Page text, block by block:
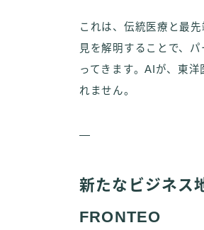
これは、伝統医療と最
見を解明することで、
ってきます。AIが、東
れません。
—
新たなビジネス
FRONTEO